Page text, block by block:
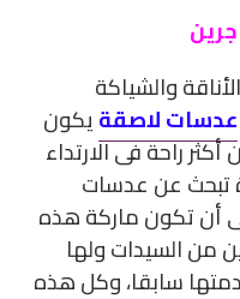
والشياكة
عدسات لاصقةيكون
راحة فى الارتداء
تبحث عن عدسات
أن تكون ماركة هذه
من السيدات ولها
سابقا، وكل هذه